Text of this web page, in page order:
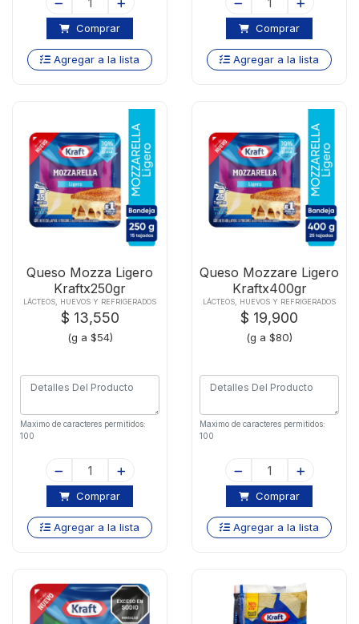
Comprar
Agregar a la lista
Comprar
Agregar a la lista
Queso Mozza Ligero
Kraftx250gr
LÁCTEOS, HUEVOS Y REFRIGERADOS
$ 13,550
(g a $54)
Maximo de caracteres permitidos:
100
Comprar
Agregar a la lista
Queso Mozzare Ligero
Kraftx400gr
LÁCTEOS, HUEVOS Y REFRIGERADOS
$ 19,900
(g a $80)
Maximo de caracteres permitidos:
100
Comprar
Agregar a la lista